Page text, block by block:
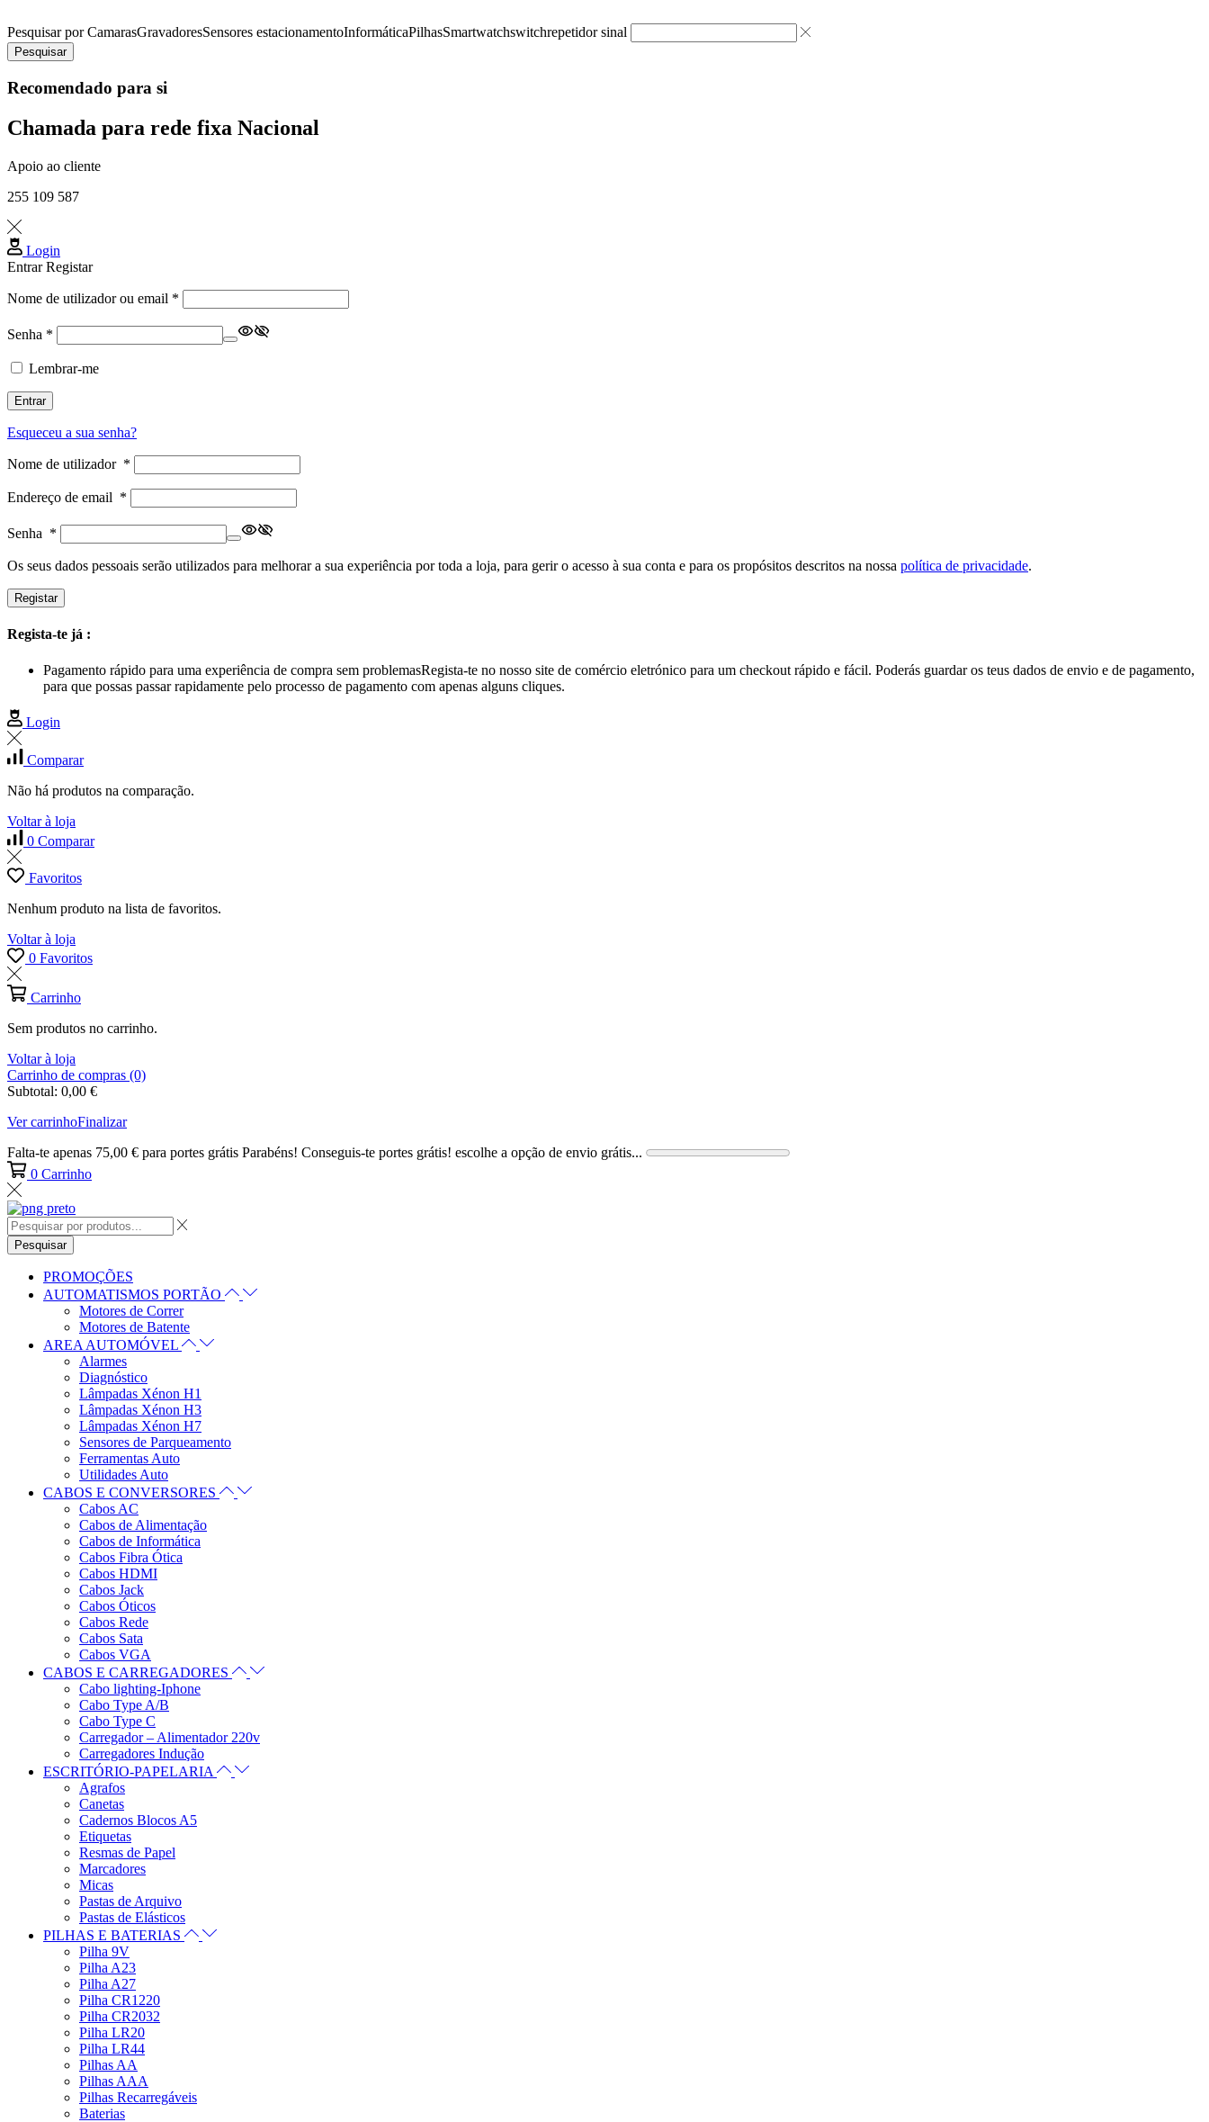
Pesquisar porCamarasGravadoresSensores estacionamentoInformáticaPilhasSmartwatchswitchrepetidor sinal
Pesquisar
Recomendado para si
Chamada para rede fixa Nacional
Apoio ao cliente
255 109 587
Login
EntrarRegistar
Nome de utilizador ou email *
Senha * Obrigatório
Lembrar-me
Entrar
Esqueceu a sua senha?
Nome de utilizador *
Endereço de email *
Senha *
Os seus dados pessoais serão utilizados para melhorar a sua experiência por toda a loja, para gerir o acesso à sua conta e para os propósitos descritos na nossa política de privacidade.
Registar
Regista-te já :
Pagamento rápido para uma experiência de compra sem problemasRegista-te no nosso site de comércio eletrónico para um checkout rápido e fácil. Poderás guardar os teus dados de envio e de pagamento,
para que possas passar rapidamente pelo processo de pagamento com apenas alguns cliques.
Login
Comparar
Não há produtos na comparação.
Voltar à loja
0 Comparar
Favoritos
Nenhum produto na lista de favoritos.
Voltar à loja
0 Favoritos
Carrinho
Sem produtos no carrinho.
Voltar à loja
Carrinho de compras (0)
Subtotal: 0,00 €
Ver carrinhoFinalizar
Falta-te apenas 75,00 € para portes grátis Parabéns! Conseguis-te portes grátis! escolhe a opção de envio grátis...
0 Carrinho
Pesquisar
PROMOÇÕES
AUTOMATISMOS PORTÃO
Motores de Correr
Motores de Batente
AREA AUTOMÓVEL
Alarmes
Diagnóstico
Lâmpadas Xénon H1
Lâmpadas Xénon H3
Lâmpadas Xénon H7
Sensores de Parqueamento
Ferramentas Auto
Utilidades Auto
CABOS E CONVERSORES
Cabos AC
Cabos de Alimentação
Cabos de Informática
Cabos Fibra Ótica
Cabos HDMI
Cabos Jack
Cabos Óticos
Cabos Rede
Cabos Sata
Cabos VGA
CABOS E CARREGADORES
Cabo lighting-Iphone
Cabo Type A/B
Cabo Type C
Carregador – Alimentador 220v
Carregadores Indução
ESCRITÓRIO-PAPELARIA
Agrafos
Canetas
Cadernos Blocos A5
Etiquetas
Resmas de Papel
Marcadores
Micas
Pastas de Arquivo
Pastas de Elásticos
PILHAS E BATERIAS
Pilha 9V
Pilha A23
Pilha A27
Pilha CR1220
Pilha CR2032
Pilha LR20
Pilha LR44
Pilhas AA
Pilhas AAA
Pilhas Recarregáveis
Baterias